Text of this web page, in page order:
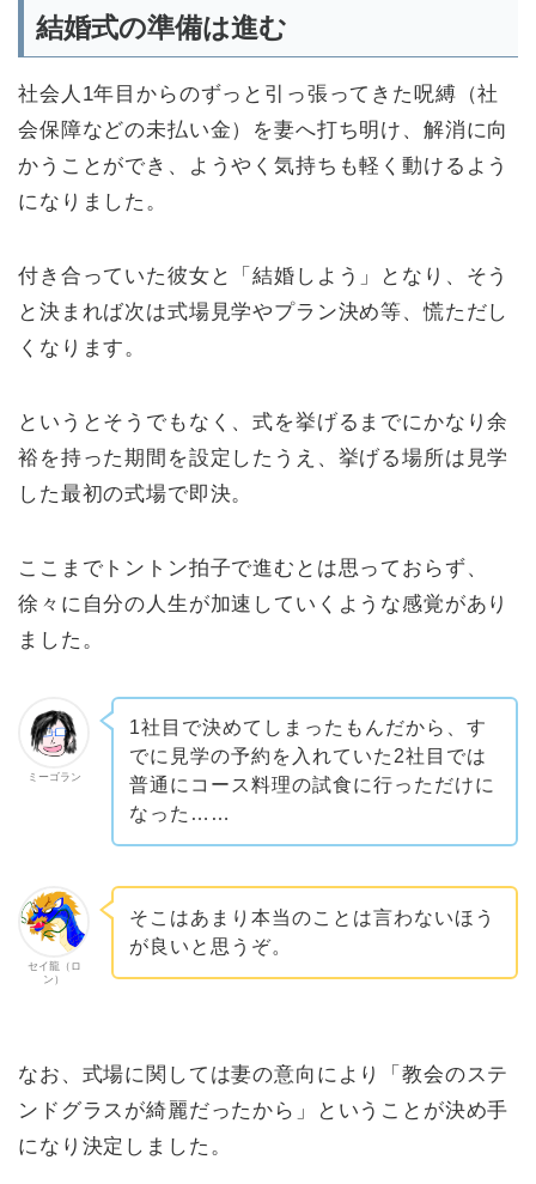
結婚式の準備は進む
社会人1年目からのずっと引っ張ってきた呪縛（社
会保障などの未払い金）を妻へ打ち明け、解消に向
かうことができ、ようやく気持ちも軽く動けるよう
になりました。
付き合っていた彼女と「結婚しよう」となり、そう
と決まれば次は式場見学やプラン決め等、慌ただし
くなります。
というとそうでもなく、式を挙げるまでにかなり余
裕を持った期間を設定したうえ、挙げる場所は見学
した最初の式場で即決。
ここまでトントン拍子で進むとは思っておらず、
徐々に自分の人生が加速していくような感覚があり
ました。
ミーゴラン
1社目で決めてしまったもんだから、す
でに見学の予約を入れていた2社目では
普通にコース料理の試食に行っただけに
なった……
セイ龍（ロ
ン）
そこはあまり本当のことは言わないほう
が良いと思うぞ。
なお、式場に関しては妻の意向により「教会のステ
ンドグラスが綺麗だったから」ということが決め手
になり決定しました。